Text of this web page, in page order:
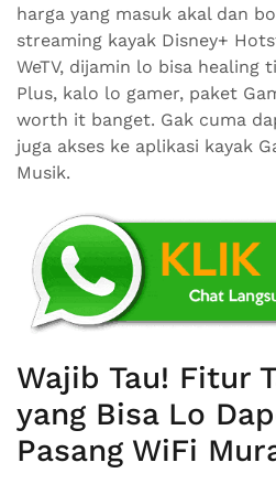
harga yang masuk akal dan
streaming kayak Disney+
WeTV, dijamin lo bisa healing
Plus, kalo lo gamer, paket
worth it banget. Gak cuma
juga akses ke aplikasi kayak
Musik.
Wajib Tau! Fitur
yang Bisa Lo
Pasang WiFi